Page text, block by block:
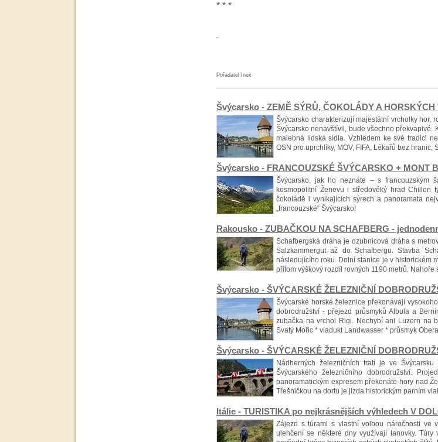
* * *
Pořadatel:Inex
Švýcarsko - ZEMĚ SÝRŮ, ČOKOLÁDY A
Švýcarsko charakterizují majestátní vrcholky hor,
Švýcarsko nenavštívil, bude všechno překvapivé.
malebná lidská sídla. Vzhledem ke své tradici
OSN pro uprchlíky, MOV, FIFA, Lékařů bez
Švýcarsko - FRANCOUZSKÉ ŠVÝCARSKO + MONT
Švýcarsko, jak ho neznáte – s francouzským
kosmopolitní Ženevu i středověký hrad
čokoládě i vynikajících sýrech a panoramata
„francouzské“ Švýcarsko!
Rakousko - ZUBAČKOU NA SCHAFBERG -
Schafbergská dráha je ozubnicová dráha s
Salzkammergut až do Schafbergu. Stavba
následujícího roku. Dolní stanice je v historickém
přitom výškový rozdíl rovných 1190 metrů.
Švýcarsko - ŠVÝCARSKÉ ŽELEZNIČNÍ
Švýcarské horské železnice překonávají
dobrodružství - přejezd průsmyků Albula a
zubačka na vrchol Rigi. Nechybí ani Luzern na
Svatý Mořic * viadukt Landwasser * průsmyk
Švýcarsko - ŠVÝCARSKÉ ŽELEZNIČNÍ
Nádherných železničních tratí je ve
Švýcarského železničního dobrodružství.
panoramatickým expresem překonáte hory nad
Třešničkou na dortu je jízda historickým parním
Itálie - TURISTIKA po nejkrásnějších výhledech V
Zájezd s túrami s vlastní volbou náročnosti ve
ulehčení se některé dny využívají lanovky.